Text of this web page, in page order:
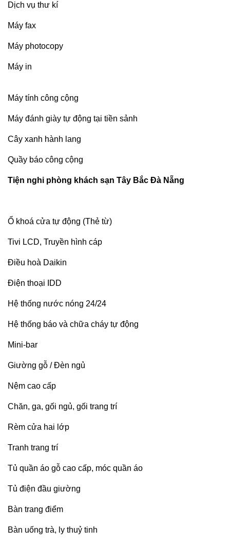
Dịch vụ thư kí
Máy fax
Máy photocopy
Máy in
Máy tính công cộng
Máy đánh giày tự động tại tiền sảnh
Cây xanh hành lang
Quầy báo công cộng
Tiện nghi phòng khách sạn Tây Bắc Đà Nẵng
Ổ khoá cửa tự động (Thẻ từ)
Tivi LCD, Truyền hình cáp
Điều hoà Daikin
Điện thoại IDD
Hệ thống nước nóng 24/24
Hệ thống báo và chữa cháy tự động
Mini-bar
Giường gỗ / Đèn ngủ
Nệm cao cấp
Chăn, ga, gối ngủ, gối trang trí
Rèm cửa hai lớp
Tranh trang trí
Tủ quần áo gỗ cao cấp, móc quần áo
Tủ điện đầu giường
Bàn trang điểm
Bàn uống trà, ly thuỷ tinh